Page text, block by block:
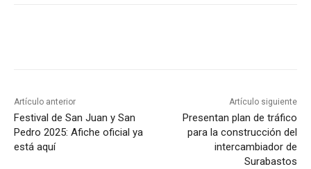
Artículo anterior
Festival de San Juan y San
Pedro 2025: Afiche oficial ya
está aquí
Artículo siguiente
Presentan plan de tráfico
para la construcción del
intercambiador de
Surabastos